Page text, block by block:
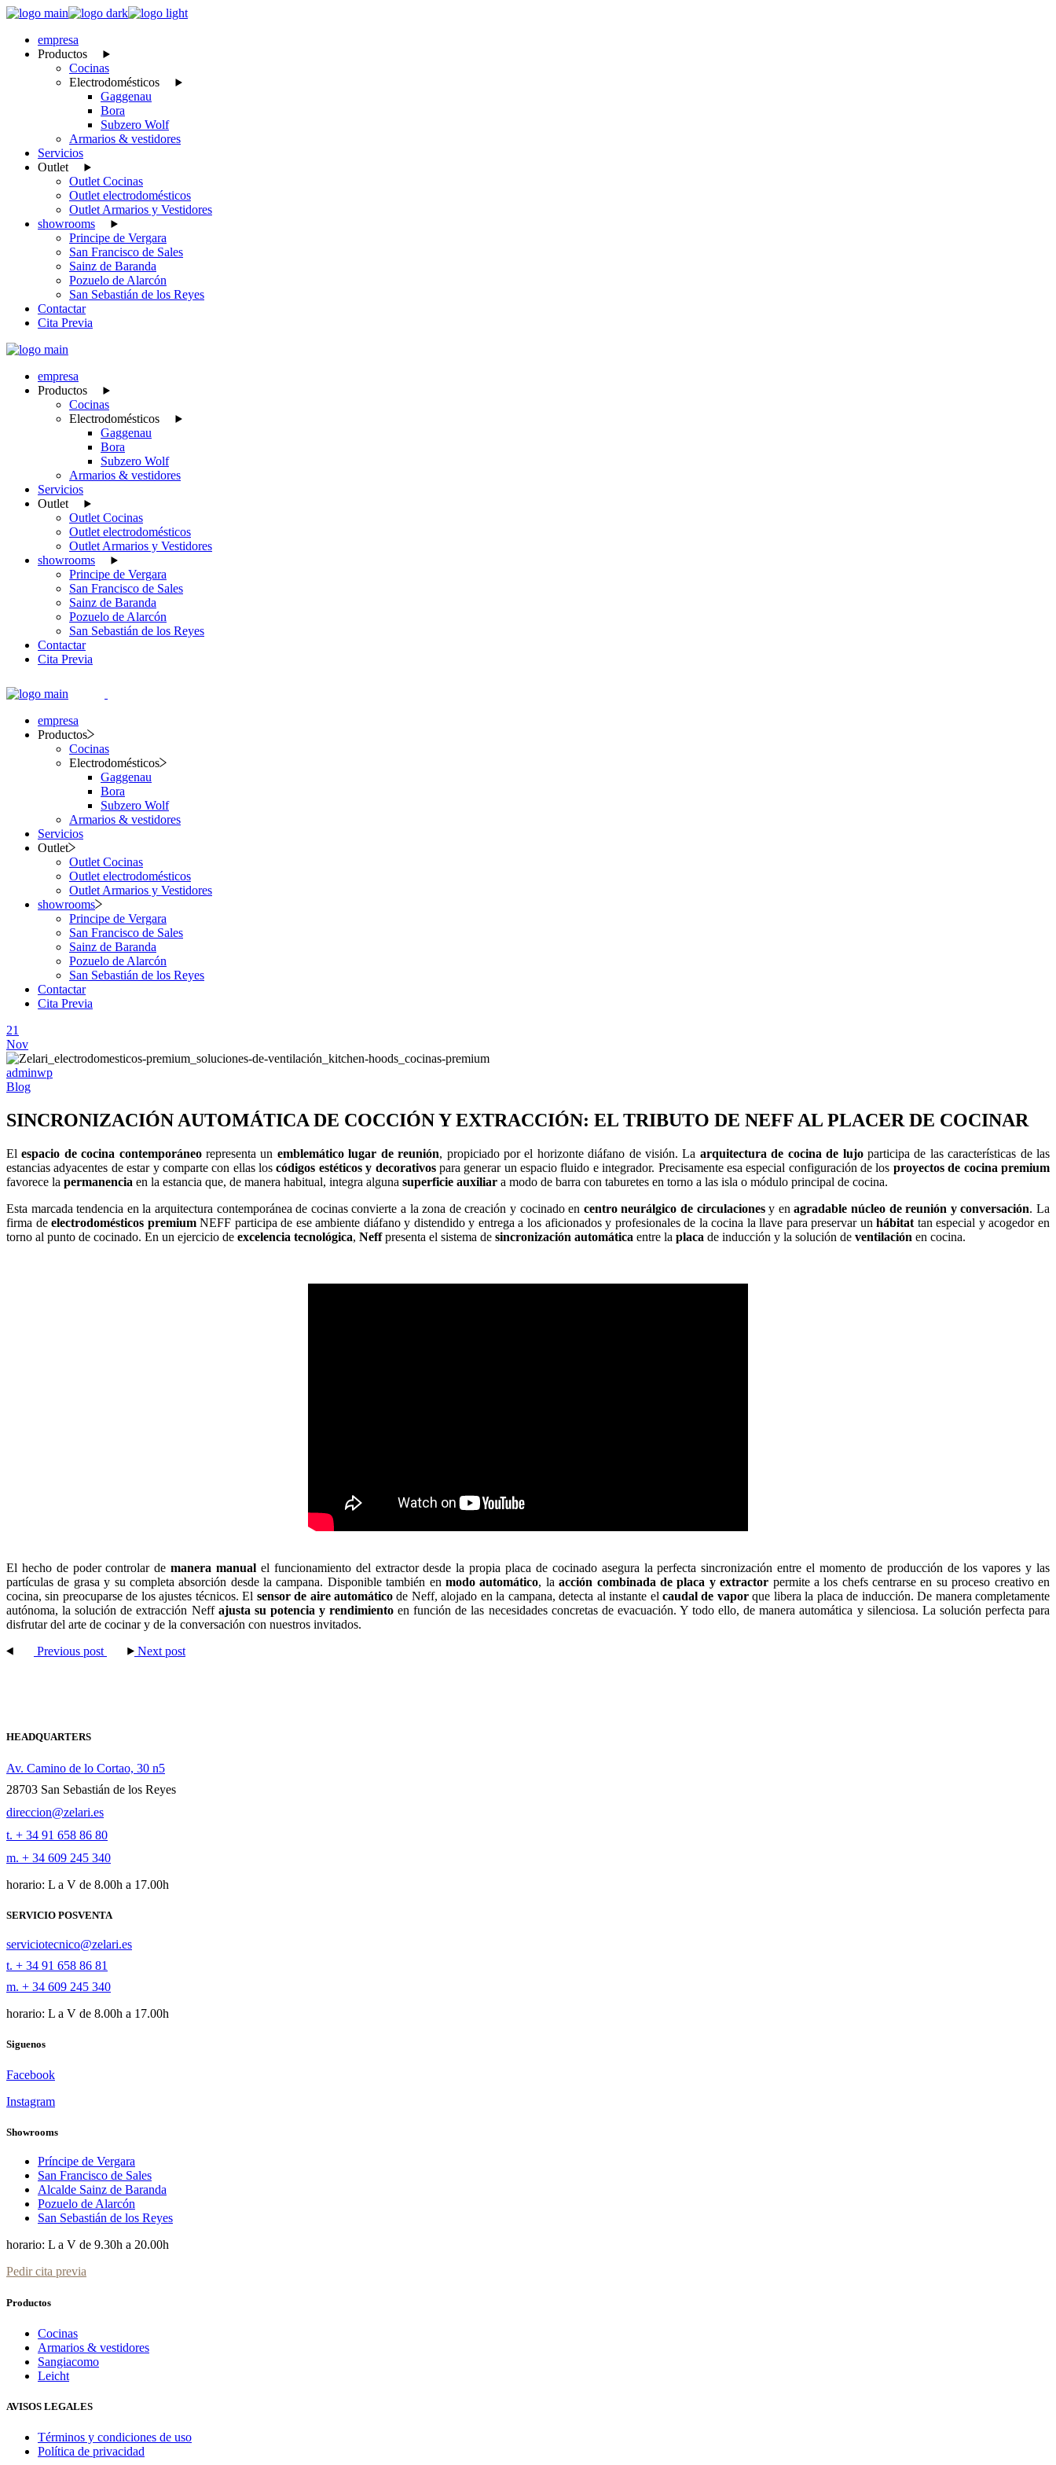
Skip
content
empresa
Productos
Cocinas
Electrodomésticos
Gaggenau
Bora
Subzero Wolf
Armarios & vestidores
Servicios
Outlet
Outlet Cocinas
Outlet electrodomésticos
Outlet Armarios y Vestidores
showrooms
Principe de Vergara
San Francisco de Sales
Sainz de Baranda
Pozuelo de Alarcón
San Sebastián de los Reyes
Contactar
Cita Previa
empresa
Productos
Cocinas
Electrodomésticos
Gaggenau
Bora
Subzero Wolf
Armarios & vestidores
Servicios
Outlet
Outlet Cocinas
Outlet electrodomésticos
Outlet Armarios y Vestidores
showrooms
Principe de Vergara
San Francisco de Sales
Sainz de Baranda
Pozuelo de Alarcón
San Sebastián de los Reyes
Contactar
Cita Previa
empresa
Productos
Cocinas
Electrodomésticos
Gaggenau
Bora
Subzero Wolf
Armarios & vestidores
Servicios
Outlet
Outlet Cocinas
Outlet electrodomésticos
Outlet Armarios y Vestidores
showrooms
Principe de Vergara
San Francisco de Sales
Sainz de Baranda
Pozuelo de Alarcón
San Sebastián de los Reyes
Contactar
Cita Previa
21
Nov
adminwp
Blog
SINCRONIZACIÓN AUTOMÁTICA DE COCCIÓN Y EXTRACCIÓN: EL TRIBUTO DE NEFF AL PLACER DE COCINAR
Elespacio de cocina contemporáneorepresenta un emblemático lugar de reunión, propiciado por el horizonte diáfano de visión. La arquitectura de cocina de lujoparticipa de las características de las
estancias adyacentes de estar y comparte con ellas loscódigos estéticos y decorativospara generar un espacio fluido e integrador. Precisamente esa especial configuración de los proyectos de cocina premium
favorece la permanencia en la estancia que, de manera habitual, integra alguna superficie auxiliar a modo de barra con taburetes en torno a las isla o módulo principal de cocina.
Esta marcada tendencia en la arquitectura contemporánea de cocinas convierte a la zona de creación y cocinado en centro neurálgico de circulacionesy enagradable núcleo de reunión y conversación. La
firma deelectrodomésticos premiumNEFF participa de ese ambiente diáfano y distendido y entrega a los aficionados y profesionales de la cocina la llave para preservar unhábitat tan especial y acogedor en
torno al punto de cocinado. En un ejercicio de excelencia tecnológica, Neffpresenta el sistema de sincronización automática entre la placa de inducción y la solución de ventilación en cocina.
El hecho de poder controlar demanera manual el funcionamiento del extractor desde la propia placa de cocinado asegura la perfecta sincronización entre el momento de producción de los vapores y las
partículas de grasa y su completa absorción desde la campana. Disponible también enmodo automático, laacción combinada de placa y extractor permite a los chefs centrarse en su proceso creativo en
cocina, sin preocuparse de los ajustes técnicos. El sensor de aire automático de Neff, alojado en la campana, detecta al instante elcaudal de vaporque libera la placa de inducción. De manera completamente
autónoma, la solución de extracción Neff ajusta su potencia y rendimiento en función de las necesidades concretas de evacuación. Y todo ello, de manera automática y silenciosa. La solución perfecta para
disfrutar del arte de cocinar y de la conversación con nuestros invitados.
Previous post
Next post
HEADQUARTERS
Av. Camino de lo Cortao, 30 n5
28703 San Sebastián de los Reyes
direccion@zelari.es
t. + 34 91 658 86 80
m. + 34 609 245 340
horario: L a V de 8.00h a 17.00h
SERVICIO POSVENTA
serviciotecnico@zelari.es
t. + 34 91 658 86 81
m. + 34 609 245 340
horario: L a V de 8.00h a 17.00h
Siguenos
Facebook
Instagram
Showrooms
Príncipe de Vergara
San Francisco de Sales
Alcalde Sainz de Baranda
Pozuelo de Alarcón
San Sebastián de los Reyes
horario: L a V de 9.30h a 20.00h
Pedir cita previa
Productos
Cocinas
Armarios & vestidores
Sangiacomo
Leicht
AVISOS LEGALES
Términos y condiciones de uso
Política de privacidad